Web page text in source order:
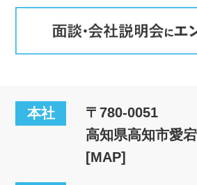
本社
〒780-0051
高知県高知市愛
[MAP]